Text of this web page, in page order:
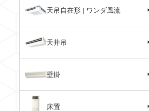
天吊自在形 | ワンダ風流
天井吊
壁掛
床置